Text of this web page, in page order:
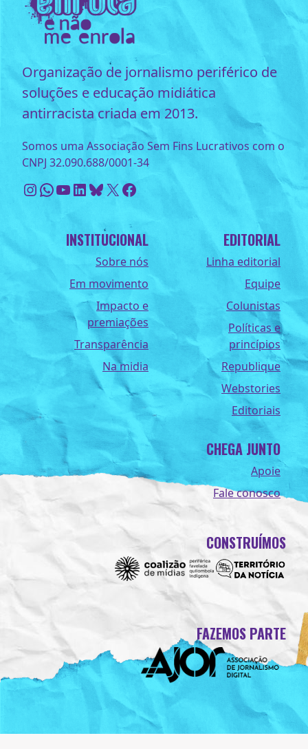
Organização de jornalismo periférico de
soluções e educação midiática
antirracista criada em 2013.
Somos uma Associação Sem Fins Lucrativos com o
CNPJ 32.090.688/0001-34
Instagram
WhatsApp
Youtube
LinkedIn
Bluesky
X Facebook
INSTITUCIONAL
Sobre nós
Em movimento
Impacto e
premiações
Transparência
Na midia
EDITORIAL
Linha editorial
Equipe
Colunistas
Políticas e
princípios
Republique
Webstories
Editoriais
CHEGA JUNTO
Apoie
Fale conosco
CONSTRUÍMOS
FAZEMOS PARTE